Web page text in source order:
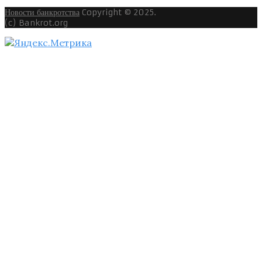
Новости банкротства Copyright © 2025.
(c) Bankrot.org